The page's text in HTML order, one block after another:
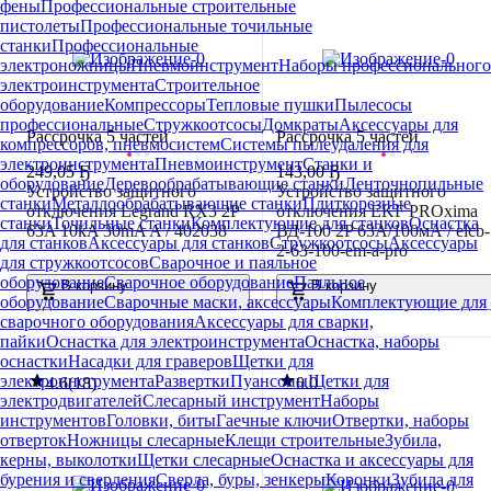
феныПрофессиональные строительные
пистолетыПрофессиональные точильные
станкиПрофессиональные
электроножницыПневмоинструментНаборы профессионального
электроинструментаСтроительное
оборудованиеКомпрессорыТепловые пушкиПылесосы
профессиональныеСтружкоотсосыДомкратыАксессуары для
компрессоров, пневмосистемСистемы пылеудаления для
электроинструментаПневмоинструментСтанки и
оборудованиеДеревообрабатывающие станкиЛенточнопильные
станкиМеталлообрабатывающие станкиПлиткорезные
станкиТочильные станкиКомплектующие для станковОснастка
для станковАксессуары для станковСтружкоотсосыАксессуары
для стружкоотсосовСварочное и паяльное
оборудованиеСварочное оборудованиеПаяльное
оборудованиеСварочные маски, аксессуарыКомплектующие для
сварочного оборудованияАксессуары для сварки,
пайкиОснастка для электроинструментаОснастка, наборы
оснасткиНасадки для граверовЩетки для
электроинструментаРазверткиПуансоныЩетки для
электродвигателейСлесарный инструментНаборы
инструментовГоловки, битыГаечные ключиОтвертки, наборы
отвертокНожницы слесарныеКлещи строительныеЗубила,
керны, выколоткиЩетки слесарныеОснастка и аксессуары для
бурения и сверленияСверла, буры, зенкерыКоронкиЗубила для
Рассрочка 5 частей
249,05 Ҕ
Устройство защитного
отключения Legrand RX3 2P
63A 10kA 30mA A / 402038
В корзину
Рассрочка 5 частей
143,00 Ҕ
Устройство защитного
отключения EKF PROxima
ВД-100 2P 63А/100мА / elcb-
2-63-100-em-a-pro
В корзину
4.6(18) 0.0